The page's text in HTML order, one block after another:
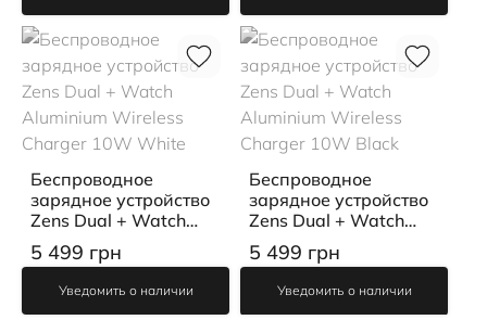
Беспроводное
зарядное устройство
Zens Dual + Watch
Aluminium Wireless
Charger 10W White
5 499 грн
Уведомить о наличии
Беспроводное
зарядное устройство
Zens Dual + Watch
Aluminium Wireless
Charger 10W Black
5 499 грн
Уведомить о наличии